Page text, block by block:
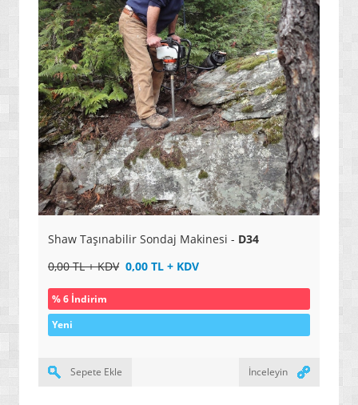
» EĞİTİM VE ÖĞRETİM SETLERİ
» OYUN PAKETLERİ / SETLER
» SPOR / DAĞCILIK / KAMP MALZEMELERİ
» HALI YIKAMA MAKİNELERİ / ÜRÜNLERİ
» EV ÜRÜNLERİ
» ÜTÜLEME SİSTEMLERİ
» YENİ NESİL AKILLI ÇAMAŞIR MAKİNELERİ
» ERKEK SPOR SAATLERİ
» AKILLI SAATLER
» ERKEK PARFÜMLER
Shaw Taşınabilir Sondaj Makinesi - D34
0,00 TL + KDV 0,00 TL + KDV
% 6 İndirim
Yeni
Sepete Ekle İnceleyin